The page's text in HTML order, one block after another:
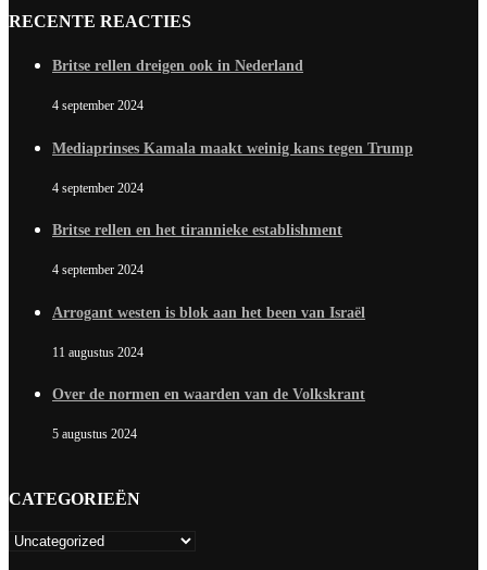
RECENTE REACTIES
Britse rellen dreigen ook in Nederland
4 september 2024
Mediaprinses Kamala maakt weinig kans tegen Trump
4 september 2024
Britse rellen en het tirannieke establishment
4 september 2024
Arrogant westen is blok aan het been van Israël
11 augustus 2024
Over de normen en waarden van de Volkskrant
5 augustus 2024
CATEGORIEËN